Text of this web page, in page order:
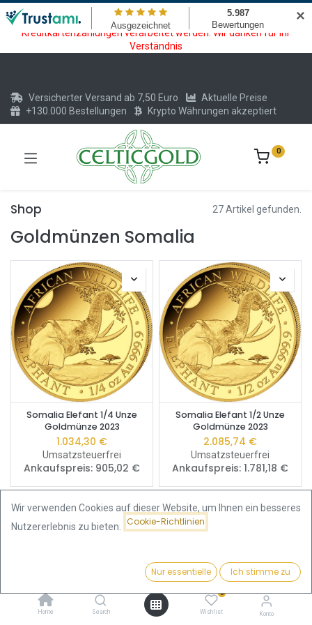
Wartungsarbeiten am Kreditkarten und Krypto Bezahlmodul. In der
Zeit vom 20.07. - 09.08.2026 können keine Krypto oder
Kreditkartenzahlungen verarbeitet werden. Wir danken für Ihr
Verständnis
Beliebteste
Home Search
0
Wishlist Konto
Versicherter Versand ab 7,50 Euro
Aktuelle Preise
+130.000 Bestellungen
Krypto Währungen akzeptiert
0
Shop 27 Artikel gefunden.
Goldmünzen Somalia
Somalia Elefant 1/4 Unze
Goldmünze 2023
1.034,30 €
Umsatzsteuerfrei
Ankaufspreis: 905,02 €
Somalia Elefant 1/2 Unze
Goldmünze 2023
2.085,74 €
Umsatzsteuerfrei
Ankaufspreis: 1.781,18 €
Wir verwenden Cookies auf dieser Website, um Ihnen ein besseres
Nutzererlebnis zu bieten.
Cookie-Richtlinien
Nur essentielle Ich stimme zu
✕